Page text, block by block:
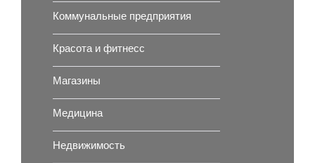
Коммунальные предприятия
Красота и фитнесс
Магазины
Медицина
Недвижимость